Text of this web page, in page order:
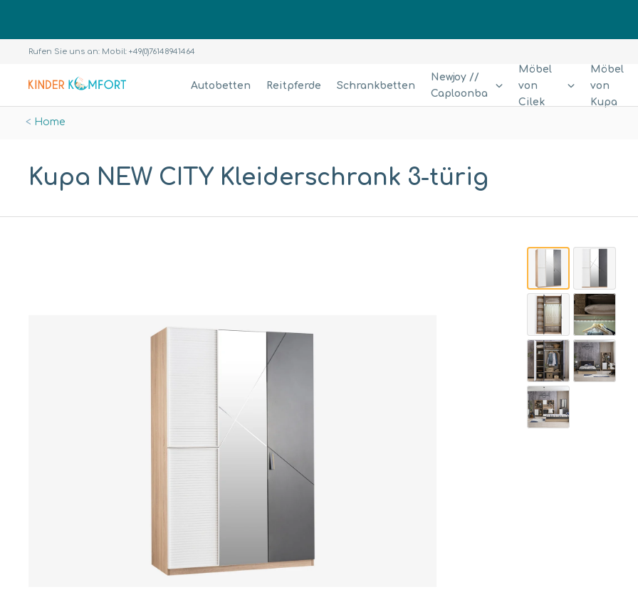
Rufen Sie uns an: Mobil: +49(0)76148941464
Autobetten Reitpferde Schrankbetten
Newjoy //
Caploonba
Möbel
von
Cilek
Möbel
von
Kupa
Home
Kupa NEW CITY Kleiderschrank 3-türig